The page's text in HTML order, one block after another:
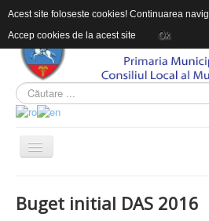
DESPRE DAS
Buget initial DAS 2016
Acest site foloseste cookies! Continuarea
Accep cookies de la acest site
Ok